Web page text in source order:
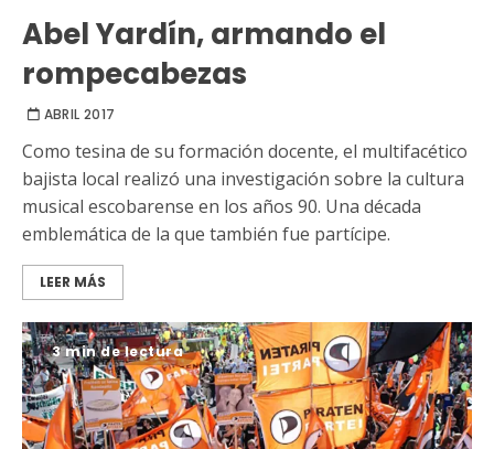
Abel Yardín, armando el
rompecabezas
ABRIL 2017
Como tesina de su formación docente, el multifacético
bajista local realizó una investigación sobre la cultura
musical escobarense en los años 90. Una década
emblemática de la que también fue partícipe.
LEER MÁS
3 min de lectura